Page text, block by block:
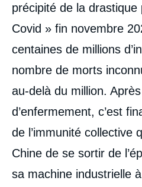
précipité de la drastique
Covid » fin novembre
centaines de millions
nombre de morts
au-delà du million.
d’enfermement, c’est
de l’immunité collective
Chine de se sortir de
sa machine industrielle